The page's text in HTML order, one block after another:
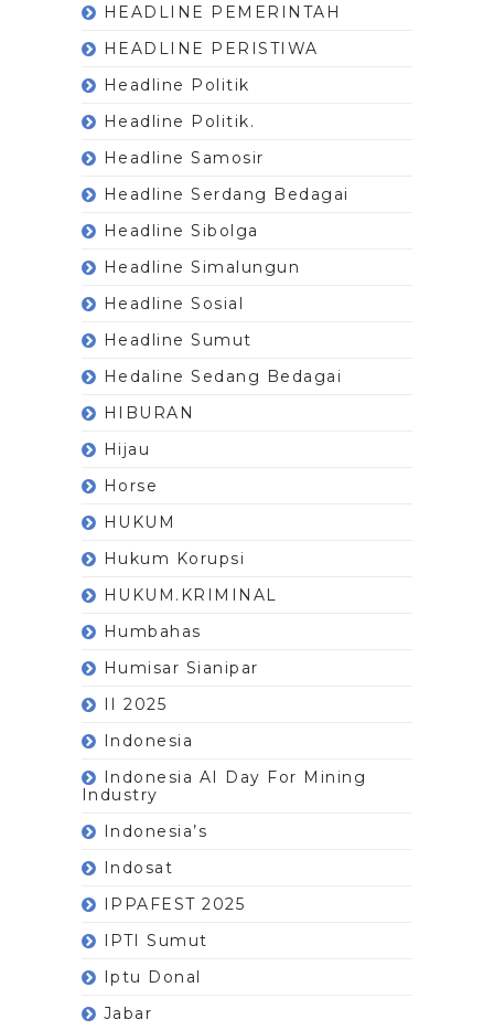
HEADLINE PEMERINTAH
HEADLINE PERISTIWA
Headline Politik
Headline Politik.
Headline Samosir
Headline Serdang Bedagai
Headline Sibolga
Headline Simalungun
Headline Sosial
Headline Sumut
Hedaline Sedang Bedagai
HIBURAN
Hijau
Horse
HUKUM
Hukum Korupsi
HUKUM.KRIMINAL
Humbahas
Humisar Sianipar
II 2025
Indonesia
Indonesia AI Day For Mining
Industry
Indonesia’s
Indosat
IPPAFEST 2025
IPTI Sumut
Iptu Donal
Jabar